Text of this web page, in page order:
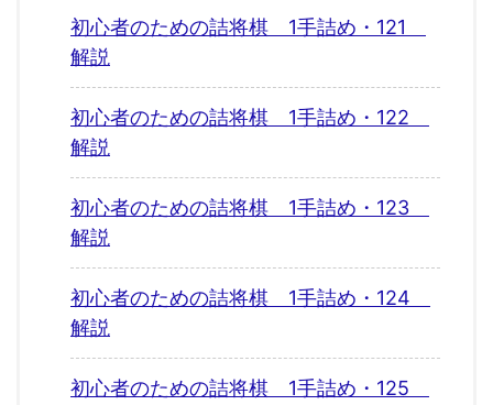
初心者のための詰将棋 1手詰め・121
解説
初心者のための詰将棋 1手詰め・122
解説
初心者のための詰将棋 1手詰め・123
解説
初心者のための詰将棋 1手詰め・124
解説
初心者のための詰将棋 1手詰め・125